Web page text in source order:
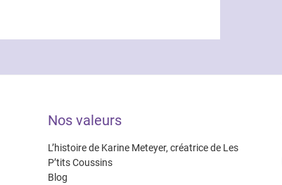
sur
du
produit
sur
produit
Nos valeurs
L’histoire de Karine Meteyer, créatrice de Les
P’tits Coussins
Blog